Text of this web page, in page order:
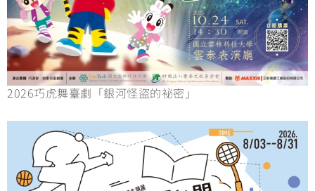
2026巧虎舞臺劇「銀河怪盜的祕密」